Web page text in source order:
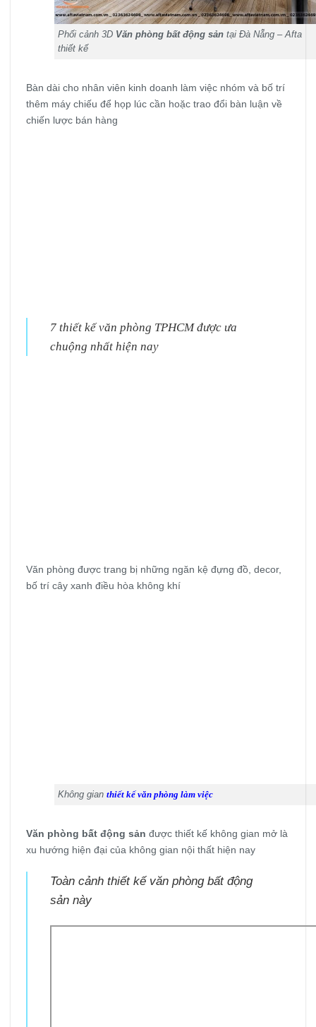
Phối cảnh 3D Văn phòng bất động sảntại Đà Nẵng – Afta
thiết kế
Bàn dài cho nhân viên kinh doanh làm việc nhóm và bố trí
thêm máy chiếu để họp lúc cần hoặc trao đổi bàn luận về
chiến lược bán hàng
7 thiết kế văn phòng TPHCM được ưa
chuộng nhất hiện nay
Văn phòng được trang bị những ngăn kệ đựng đồ, decor,
bố trí cây xanh điều hòa không khí
Không gian thiết kế văn phòng làm việc
Văn phòng bất động sản được thiết kế không gian mở là
xu hướng hiện đại của không gian nội thất hiện nay
Toàn cảnh thiết kế văn phòng bất động
sản này